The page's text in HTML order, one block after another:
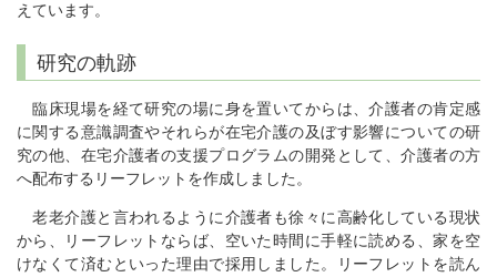
えています。
研究の軌跡
臨床現場を経て研究の場に身を置いてからは、介護者の肯定感
に関する意識調査やそれらが在宅介護の及ぼす影響についての研
究の他、在宅介護者の支援プログラムの開発として、介護者の方
へ配布するリーフレットを作成しました。
老老介護と言われるように介護者も徐々に高齢化している現状
から、リーフレットならば、空いた時間に手軽に読める、家を空
けなくて済むといった理由で採用しました。リーフレットを読ん